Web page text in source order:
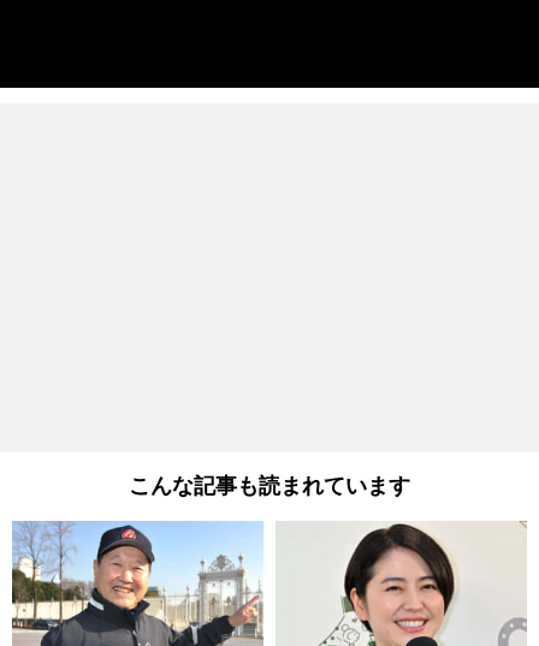
こんな記事も読まれています